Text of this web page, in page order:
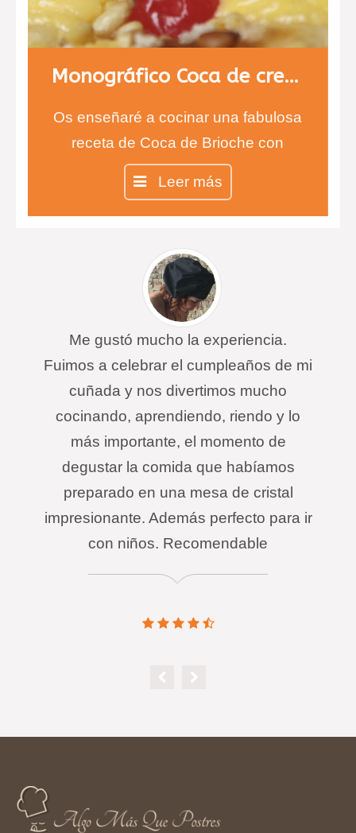
Monográfico Coca de crema y fruta
Os enseñaré a cocinar una fabulosa
receta de Coca de Brioche con
crema pastelera y fruta.
Leer más
Me gustó mucho la experiencia.
Fuimos a celebrar el cumpleaños de mi
cuñada y nos divertimos mucho
cocinando, aprendiendo, riendo y lo
más importante, el momento de
degustar la comida que habíamos
preparado en una mesa de cristal
impresionante. Además perfecto para ir
con niños. Recomendable